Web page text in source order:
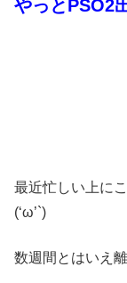
やっとPSO2
最近忙しい上に
(‘ω’`)
数週間とはいえ